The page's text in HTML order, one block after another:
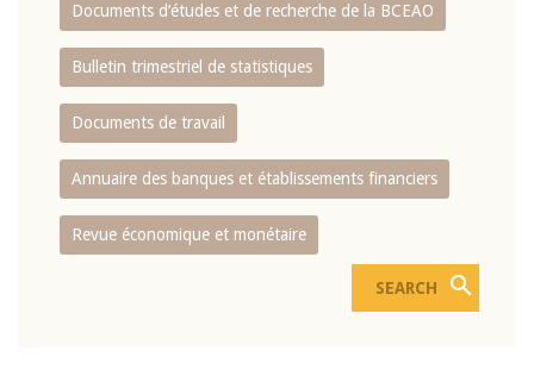
Documents d’études et de recherche de la BCEAO
Bulletin trimestriel de statistiques
Documents de travail
Annuaire des banques et établissements financiers
Revue économique et monétaire